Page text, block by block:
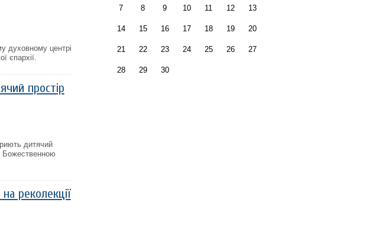
духовному центрі
єпархії.
простір
дитячий
Божественною
реколекції
7 8 9 10 11 12 13
14 15 16 17 18 19 20
21 22 23 24 25 26 27
28 29 30